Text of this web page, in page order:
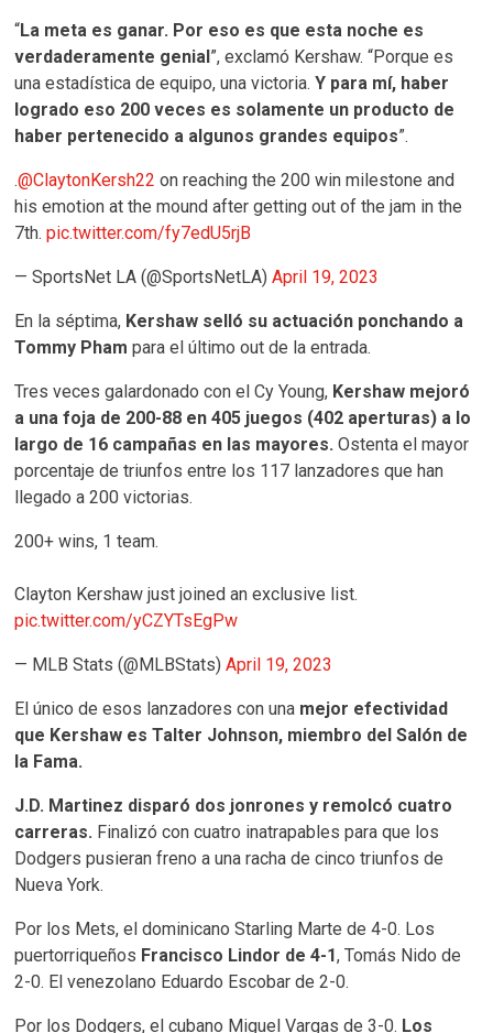
“La meta es ganar. Por eso es que esta noche es
verdaderamente genial”, exclamó Kershaw. “Porque es
una estadística de equipo, una victoria.Y para mí, haber
logrado eso 200 veces es solamente un producto de
haber pertenecido a algunos grandes equipos”.
.@ClaytonKersh22 on reaching the 200 win milestone and
his emotion at the mound after getting out of the jam in the
7th.pic.twitter.com/fy7edU5rjB
— SportsNet LA (@SportsNetLA)April 19, 2023
En la séptima, Kershaw selló su actuación ponchando a
Tommy Pham para el último out de la entrada.
Tres veces galardonado con el Cy Young, Kershaw mejoró
a una foja de 200-88 en 405 juegos (402 aperturas) a lo
largo de 16 campañas en las mayores. Ostenta el mayor
porcentaje de triunfos entre los 117 lanzadores que han
llegado a 200 victorias.
200+ wins, 1 team.
Clayton Kershaw just joined an exclusive list.
pic.twitter.com/yCZYTsEgPw
— MLB Stats (@MLBStats)April 19, 2023
El único de esos lanzadores con una mejor efectividad
que Kershaw es Talter Johnson, miembro del Salón de
la Fama.
J.D. Martinez disparó dos jonrones y remolcó cuatro
carreras. Finalizó con cuatro inatrapables para que los
Dodgers pusieran freno a una racha de cinco triunfos de
Nueva York.
Por los Mets, el dominicano Starling Marte de 4-0. Los
puertorriqueños Francisco Lindor de 4-1, Tomás Nido de
2-0. El venezolano Eduardo Escobar de 2-0.
Por los Dodgers, el cubano Miguel Vargas de 3-0. Los